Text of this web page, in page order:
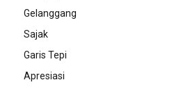
Gelanggang
Sajak
Garis Tepi
Apresiasi